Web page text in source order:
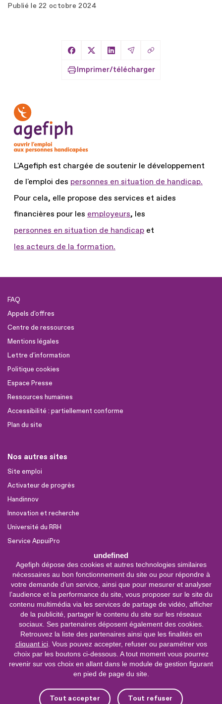
undefined
Agefiph dépose des cookies et autres technologies similaires
nécessaires au bon fonctionnement du site ou pour répondre à
votre demande d’un service, ainsi que pour mesurer et analyser
l’audience et la performance du site, vous proposer sur le site du
contenu multimédia via les services de partage de vidéo, afficher
de la publicité, partager le contenu du site sur les réseaux
sociaux. Ses partenaires déposent également des cookies.
Retrouvez la liste des partenaires ainsi que les finalités en
cliquant ici. Vous pouvez accepter, refuser ou paramétrer vos
choix par les boutons ci-dessous. A tout moment vous pourrez
revenir sur vos choix en allant dans le module de gestion figurant
en pied de page du site.
Tout accepter Tout refuser
Publié le 22 octobre 2024
Partager sur Facebook
Partager sur X
Partager sur LinkedIn
Partager par Email
Copier le lien
Imprimer/télécharger
L'Agefiph est chargée de soutenir le développement
de l'emploi des personnes en situation de handicap.
Pour cela, elle propose des services et aides
financières pour les employeurs, les
personnes en situation de handicap et
les acteurs de la formation.
FAQ
Appels d'offres
Centre de ressources
Mentions légales
Lettre d'information
Politique cookies
Espace Presse
Ressources humaines
Accessibilité : partiellement conforme
Plan du site
Nos autres sites
Site emploi
Activateur de progrès
Handinnov
Innovation et recherche
Université du RRH
Service AppuiPro
Nous suivre
Youtube
Linkedin
Facebook
0 800 11 10 09
Service &
appel gratuits
Nous contacter